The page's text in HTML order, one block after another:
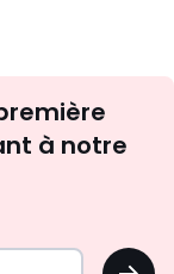
à notre
OK